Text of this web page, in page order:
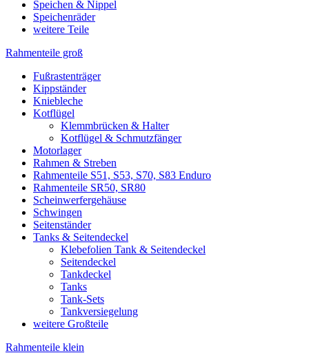
Speichen & Nippel
Speichenräder
weitere Teile
Rahmenteile groß
Fußrastenträger
Kippständer
Kniebleche
Kotflügel
Klemmbrücken & Halter
Kotflügel & Schmutzfänger
Motorlager
Rahmen & Streben
Rahmenteile S51, S53, S70, S83 Enduro
Rahmenteile SR50, SR80
Scheinwerfergehäuse
Schwingen
Seitenständer
Tanks & Seitendeckel
Klebefolien Tank & Seitendeckel
Seitendeckel
Tankdeckel
Tanks
Tank-Sets
Tankversiegelung
weitere Großteile
Rahmenteile klein